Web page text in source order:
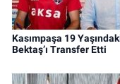
Kasımpaşa 19
Bektaş’ı Transfer Etti